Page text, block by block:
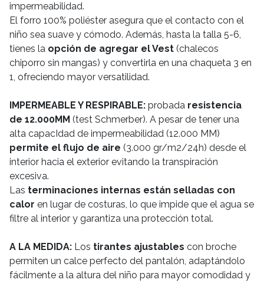
impermeabilidad.
El forro 100% poliéster asegura que el contacto con el
niño sea suave y cómodo. Además, hasta la talla 5-6,
tienes la opción de agregar el Vest (chalecos
chiporro sin mangas) y convertirla en una chaqueta 3 en
1, ofreciendo mayor versatilidad.
IMPERMEABLE Y RESPIRABLE: probada resistencia
de 12.000MM (test Schmerber). A pesar de tener una
alta capacIdad de impermeabilidad (12.000 MM)
permite el flujo de aire (3.000 gr/m2/24h) desde el
interior hacia el exterior evitando la transpiración
excesiva.
Las terminaciones internas están selladas con
calor en lugar de costuras, lo que impide que el agua se
filtre al interior y garantiza una protección total.
A LA MEDIDA: Los tirantes ajustables con broche
permiten un calce perfecto del pantalón, adaptándolo
fácilmente a la altura del niño para mayor comodidad y